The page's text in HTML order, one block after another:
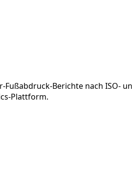
Berichte nach ISO-
Plattform.